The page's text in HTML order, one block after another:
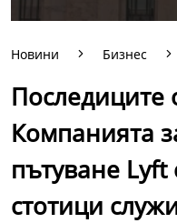
Новини Бизнес
Последиците
Компанията
пътуване
стотици